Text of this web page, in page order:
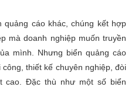
quảng cáo khác, chúng kết hợp
mà doanh nghiệp muốn truyền
mình. Nhưng biển quảng cáo
thiết kế chuyên nghiệp, đòi
cao. Đặc thù như một số biển